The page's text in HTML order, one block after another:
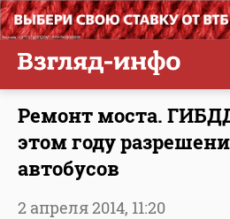
Ремонт моста.
этом году
автобусов
2 апреля 2014, 11:20